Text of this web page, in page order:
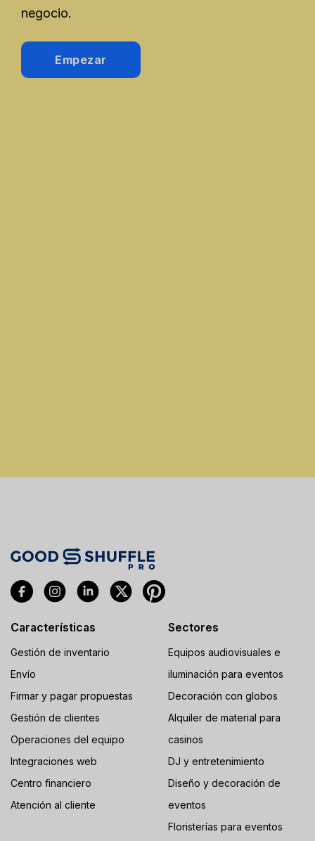
negocio.
Empezar
Características
Gestión de inventario
Envío
Firmar y pagar propuestas
Gestión de clientes
Operaciones del equipo
Integraciones web
Centro financiero
Atención al cliente
Sectores
Equipos audiovisuales e
iluminación para eventos
Decoración con globos
Alquiler de material para
casinos
DJ y entretenimiento
Diseño y decoración de
eventos
Floristerías para eventos